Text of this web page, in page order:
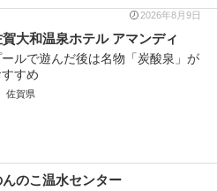
2026年8月9日
賀大和温泉ホテル アマンディ
ールで遊んだ後は名物「炭酸泉」が
すめ
佐賀県
んのこ温水センター